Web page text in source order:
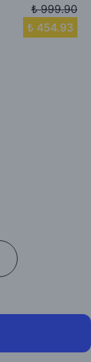
₺ 999.90
₺ 454.93